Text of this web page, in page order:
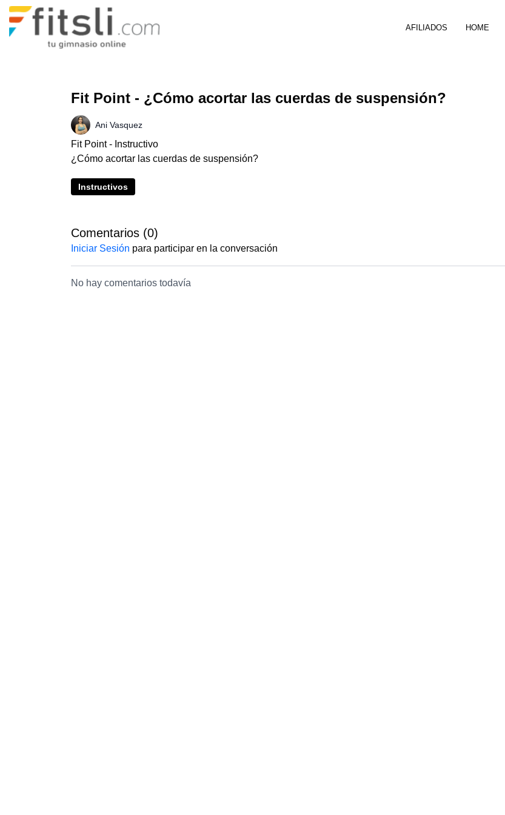
AFILIADOS HOME
Fit Point - ¿Cómo acortar las cuerdas de suspensión?
Ani Vasquez
Fit Point - Instructivo
¿Cómo acortar las cuerdas de suspensión?
Instructivos
Comentarios (0)
Iniciar Sesión para participar en la conversación
No hay comentarios todavía